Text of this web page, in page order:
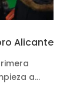
Alicante
a...